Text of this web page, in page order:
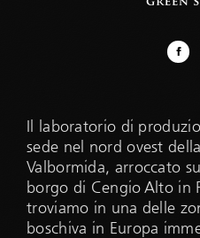
Il laboratorio di
sede nel nord ovest
Valbormida, arroccato
borgo di Cengio Alto in
troviamo in una delle
boschiva in Europa